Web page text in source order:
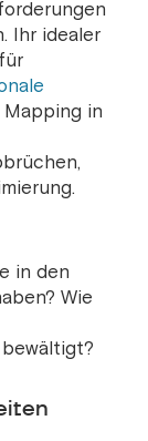
Ihr idealer
in
in den
Wie